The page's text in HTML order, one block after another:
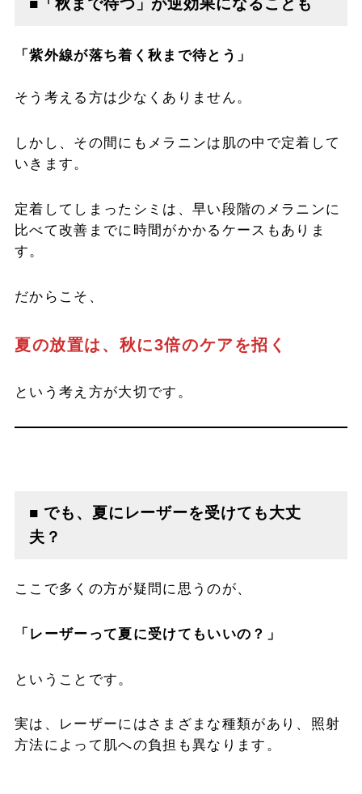
■「秋まで待つ」が逆効果になることも
「紫外線が落ち着く秋まで待とう」
そう考える方は少なくありません。
しかし、その間にもメラニンは肌の中で定着して
いきます。
定着してしまったシミは、早い段階のメラニンに
比べて改善までに時間がかかるケースもありま
す。
だからこそ、
夏の放置は、秋に3倍のケアを招く
という考え方が大切です。
■ でも、夏にレーザーを受けても大丈
夫？
ここで多くの方が疑問に思うのが、
「レーザーって夏に受けてもいいの？」
ということです。
実は、レーザーにはさまざまな種類があり、照射
方法によって肌への負担も異なります。